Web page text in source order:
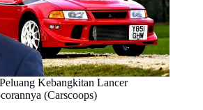
Kebangkitan Lancer
(Carscoops)